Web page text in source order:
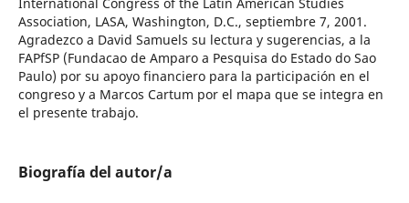
Association, LASA, Washington, D.C., septiembre 7, 2001.
Agradezco a David Samuels su lectura y sugerencias, a la
FAPfSP (Fundacao de Amparo a Pesquisa do Estado do Sao
Paulo) por su apoyo financiero para la participación en el
congreso y a Marcos Cartum por el mapa que se integra en
el presente trabajo.
Biografía del autor/a